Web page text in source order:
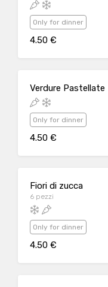
Only for dinner
4.50 €
Verdure Pastellate
Only for dinner
4.50 €
Fiori di zucca
6 pezzi
Only for dinner
4.50 €